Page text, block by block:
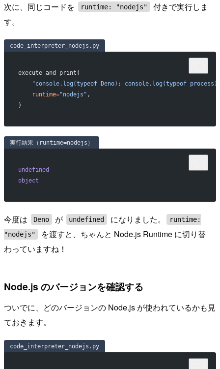
次に、同じコードを runtime: "nodejs"
付きで実行しま
す。
code_interpreter_nodejs.py
execute_and_print(
"console.log(typeof Deno); console.log(typeof
    runtime
="nodejs" ,
)
実行結果（runtime=nodejs）
undefined
object
今度は Deno が undefined になりました。
runtime:
"nodejs"
を渡すと、ちゃんと Node.js Runtime に切り替
わっていますね！
Node.js のバージョンを確認する
ついでに、どのバージョンの Node.js が使われているかも見
ておきます。
code_interpreter_nodejs.py